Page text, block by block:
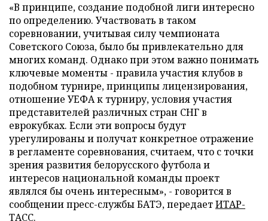
«В принципе, создание подобной лиги интересно
по определению. Участвовать в таком
соревновании, учитывая силу чемпионата
Советского Союза, было бы привлекательно для
многих команд. Однако при этом важно понимать
ключевые моменты - правила участия клубов в
подобном турнире, принципы лицензирования,
отношение УЕФА к турниру, условия участия
представителей различных стран СНГ в
еврокубках. Если эти вопросы будут
урегулированы и получат конкретное отражение
в регламенте соревнования, считаем, что с точки
зрения развития белорусского футбола и
интересов национальной команды проект
являлся бы очень интересным», - говорится в
сообщении пресс-службы БАТЭ, передаетИТАР-
ТАСС.